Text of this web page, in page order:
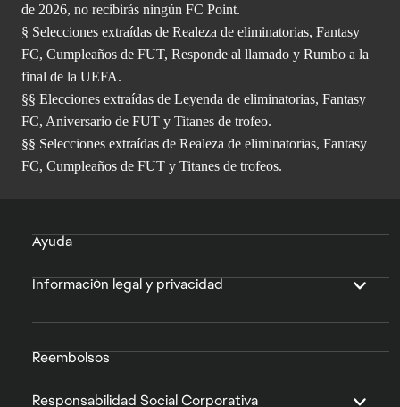
de 2026, no recibirás ningún FC Point.
§ Selecciones extraídas de Realeza de eliminatorias, Fantasy
FC, Cumpleaños de FUT, Responde al llamado y Rumbo a la
final de la UEFA.
§§ Elecciones extraídas de Leyenda de eliminatorias, Fantasy
FC, Aniversario de FUT y Titanes de trofeo.
§§ Selecciones extraídas de Realeza de eliminatorias, Fantasy
FC, Cumpleaños de FUT y Titanes de trofeos.
Ayuda
Información legal y privacidad
Reembolsos
Responsabilidad Social Corporativa